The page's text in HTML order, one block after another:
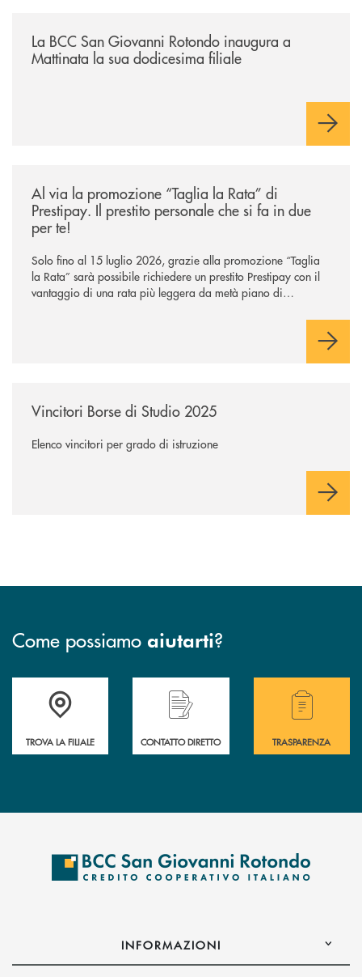
La BCC San Giovanni Rotondo inaugura a
Mattinata la sua dodicesima filiale
Al via la promozione “Taglia la Rata” di
Prestipay. Il prestito personale che si fa in due
per te!
Solo fino al 15 luglio 2026, grazie alla promozione “Taglia
la Rata” sarà possibile richiedere un prestito Prestipay con il
vantaggio di una rata più leggera da metà piano di
Vincitori Borse di Studio 2025
Elenco vincitori per grado di istruzione
Come possiamo aiutarti?
Accedi all' elenco completo delle filiali della BCC San Giovanni
TROVA LA FILIALE
Hai bisogno di assistenza immediata?
CONTATTO DIRETTO
Hai bisogno di
TRASPARENZA
INFORMAZIONI